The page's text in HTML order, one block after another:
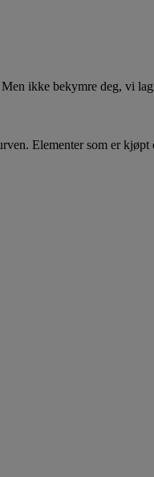
ikke bekymre deg, vi
Elementer som er kjøpt